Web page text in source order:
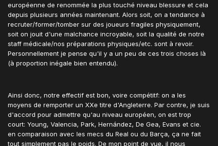
européenne de renommée la plus touché niveau blessure et cela
depuis plusieurs années maintenant. Alors soit, on a tendance à
recruter/former/tomber sur des joueurs fragiles physiquement,
soit on jouit d'une malchance incroyable, soit la qualité de notre
staff médicale/nos préparations physiques/etc. sont à revoir.
Personnellement je pense qu'il y a un peu de ces trois choses là
(à proportion inégale bien entendu).
Ainsi donc, notre effectif est bon, voire compétitf: on a les
moyens de remporter un XXe titre d'Angleterre. Par contre, je suis
d'accord pour admettre qu'au niveau européen, on est trop
court: Young, Valencia, Park, Hernández, De Gea, Evans et cie.
en comparaison avec les mecs du Real ou du Barça, ça ne fait
tout simplement pas le poids. De mon point de vue, il nous